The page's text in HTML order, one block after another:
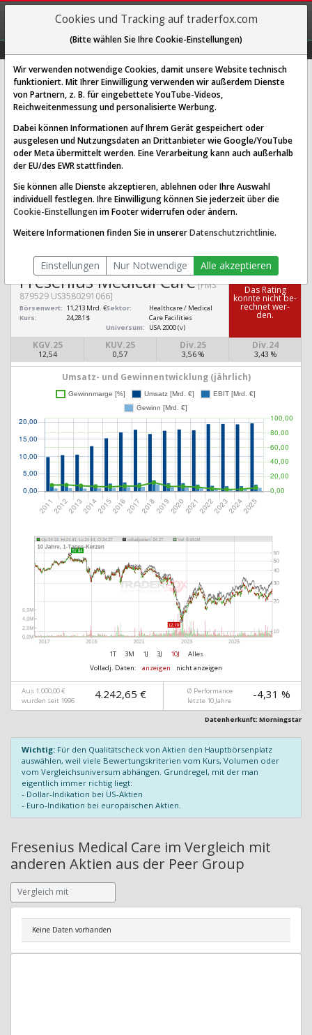
REGIS-
TRIEREN
Fresenius Medical Care Aktie:
Realtime-Kurs & Analyse (879529 |
FMS)
SCORING SYSTEMS:
Qualitäts-Check Dividenden-Check
Wachstums-Check
geeignet?
Fresenius Medical Care[FMS
879529 US3580291066]
Börsenwert: 11,213 Mrd. €
Kurs:
24,281 $
Sektor:
Healthcare / Medical
Care Facilities
Universum:
USA 2000 (v)
KGV.25
12,54
KUV.25
0,57
Div.25
3,56 %
Div.24
3,43 %
Das Ra­ting
konn­te nicht be­
rech­net wer­
den.
Umsatz- und Gewinnentwicklung (jährlich)
1T 3M 1J 3J 10J
Alles
Volladj. Daten:
anzeigen nicht anzeigen
Aus 1.000,00 €
wurden seit 1996
4.242,65 €
Ø Performance
letzte 10 Jahre
-4,31 %
Datenherkunft: Morningstar
Wichtig: Für den Qualitätscheck von Aktien den Hauptbörsenplatz
auswählen, weil viele Bewertungskriterien vom Kurs, Volumen oder
vom Vergleichsuniversum abhängen. Grundregel, mit der man
eigentlich immer richtig liegt:
- Dollar-Indikation bei US-Aktien
- Euro-Indikation bei europäischen Aktien.
Fresenius Medical Care im Vergleich mit
anderen Aktien aus der Peer Group
Keine Daten vorhanden
Cookies und Tracking auf traderfox.com
(Bitte wählen Sie Ihre Cookie-Einstellungen)
Wir verwenden notwendige Cookies, damit unsere Website technisch
funktioniert. Mit Ihrer Einwilligung verwenden wir außerdem Dienste
von Partnern, z. B. für eingebettete YouTube-Videos,
Reichweitenmessung und personalisierte Werbung.
Dabei können Informationen auf Ihrem Gerät gespeichert oder
ausgelesen und Nutzungsdaten an Drittanbieter wie Google/YouTube
oder Meta übermittelt werden. Eine Verarbeitung kann auch außerhalb
der EU/des EWR stattfinden.
Sie können alle Dienste akzeptieren, ablehnen oder Ihre Auswahl
individuell festlegen. Ihre Einwilligung können Sie jederzeit über die
Cookie-Einstellungen im Footer widerrufen oder ändern.
Weitere Informationen finden Sie in unsererDatenschutzrichtlinie.
Einstellungen Nur Notwendige Alle akzeptieren